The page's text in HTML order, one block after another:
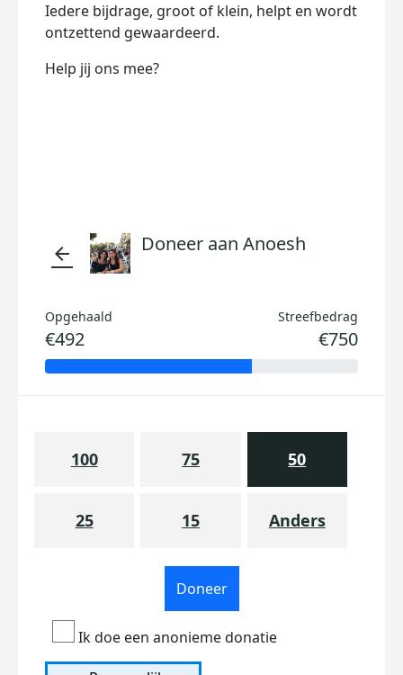
Iedere bijdrage, groot of klein, helpt en wordt
ontzettend gewaardeerd.
Help jij ons mee?
arrow_back Doneer aan Anoesh
Opgehaald
€492
Streefbedrag
€750
100 75 50
25 15 Anders
Doneer
Ik doe een anonieme donatie